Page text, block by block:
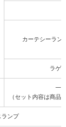
カーテシーラン
ラゲ
一
（セット内容は商品
ランプ